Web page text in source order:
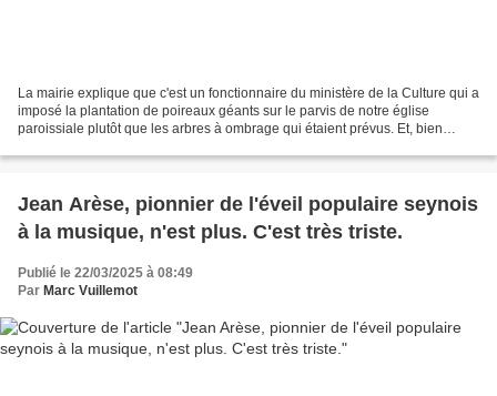
La mairie explique que c'est un fonctionnaire du ministère de la Culture qui a
imposé la plantation de poireaux géants sur le parvis de notre église
paroissiale plutôt que les arbres à ombrage qui étaient prévus. Et, bien
Jean Arèse, pionnier de l'éveil populaire seynois
à la musique, n'est plus. C'est très triste.
Publié le 22/03/2025 à 08:49
Par Marc Vuillemot